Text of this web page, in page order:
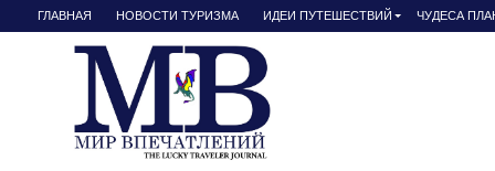
ГЛАВНАЯ НОВОСТИ ТУРИЗМА ИДЕИ ПУТЕШЕСТВИЙ ЧУДЕСА